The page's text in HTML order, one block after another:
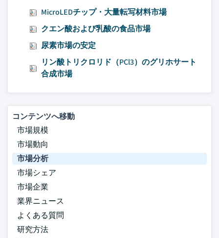
MicroLEDチップ・大量転写材料市場
クエン酸および乳酸の食品市場
尿素市場の安定
リン酸トリクロリド（PCl3）のグリホサート
合成市場
コンテンツへ移動
市場規模
市場動向
市場分析
市場シェア
市場企業
業界ニュース
よくある質問
研究方法